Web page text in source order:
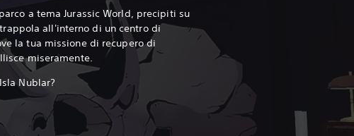
a tema Jurassic World, precipiti su
all'interno di un centro di
la tua missione di recupero di
miseramente.
Nublar?